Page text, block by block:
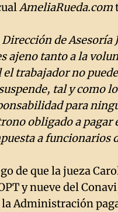
AmeliaRueda.com
de Asesoría
ajeno tanto a la
el trabajador no
tal y como
para
obligado a
a funcionarios
de que la jueza
y nueve del
Administración